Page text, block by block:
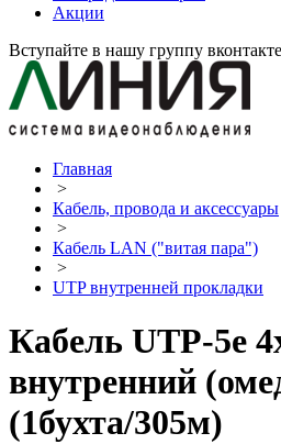
Акции
Вступайте в нашу группу вконтакте
Главная
>
Кабель, провода и аксессуары
>
Кабель LAN ("витая пара")
>
UTP внутренней прокладки
Кабель UTP-5е
внутренний
(1бухта/305м)